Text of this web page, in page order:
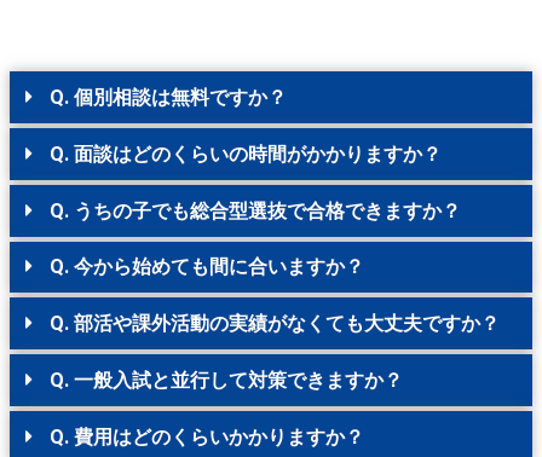
Q. 個別相談は無料ですか？
Q. 面談はどのくらいの時間がかかりますか？
Q. うちの子でも総合型選抜で合格できますか？
Q. 今から始めても間に合いますか？
Q. 部活や課外活動の実績がなくても大丈夫ですか？
Q. 一般入試と並行して対策できますか？
Q. 費用はどのくらいかかりますか？